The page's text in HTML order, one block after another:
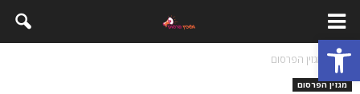
פתח סרגל נגישות
בית מגזין הפרסום
מגזין הפרסום